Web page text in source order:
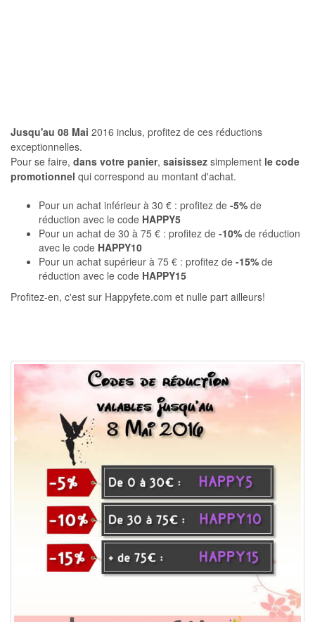
Jusqu'au 08 Mai 2016 inclus, profitez de ces réductions
exceptionnelles.
Pour se faire, dans votre panier, saisissez simplement le code
promotionnel qui correspond au montant d'achat.
Pour un achat inférieur à 30 € : profitez de -5% de
réduction avec le code HAPPY5
Pour un achat de 30 à 75 € : profitez de -10% de réduction
avec le code HAPPY10
Pour un achat supérieur à 75 € : profitez de -15% de
réduction avec le code HAPPY15
Profitez-en, c'est sur Happyfete.com et nulle part ailleurs!